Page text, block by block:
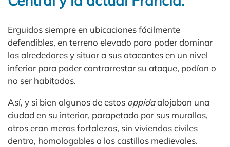
Erguidos siempre en ubicaciones fácilmente
defendibles, en terreno elevado para poder dominar
los alrededores y situar a sus atacantes en un nivel
inferior para poder contrarrestar su ataque, podían o
no ser habitados.
Así, y si bien algunos de estos oppidaalojaban una
ciudad en su interior, parapetada por sus murallas,
otros eran meras fortalezas, sin viviendas civiles
dentro, homologables a los castillos medievales.